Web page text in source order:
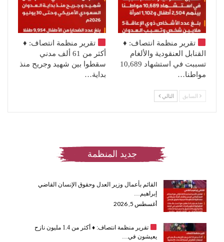
تقرير منظمة انتصاف: ♦️
القنابل العنقودية والألغام
تسببت في استشهاد 10,689
مواطنا…
تقرير منظمة انتصاف: ♦️
أكثر من 61 ألف مدني
سقطوا بين شهيد وجريح منذ
بداية…
السابق التالي
جديد المنظمة
القائم بأعمال وزير العدل وحقوق الإنسان القاضي
إبراهيم…
أغسطس 5, 2026
تقرير منظمة انتصاف: ♦️
أكثر من 1.4 مليون نازح
يعيشون في…